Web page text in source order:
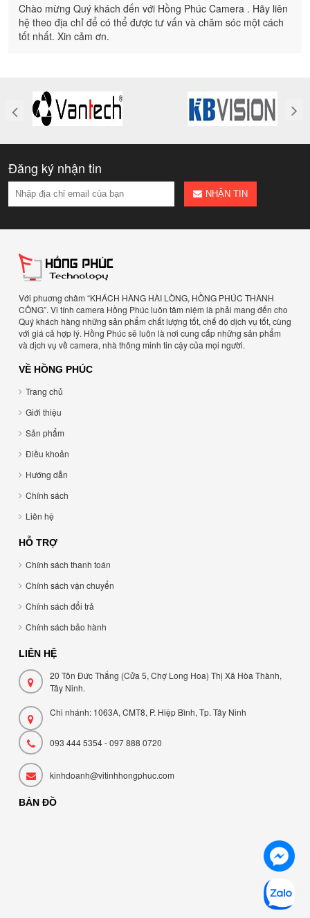
Chào mừng Quý khách đến với Hồng Phúc Camera . Hãy liên
hệ theo địa chỉ để có thể được tư vấn và chăm sóc một cách
tốt nhất. Xin cảm ơn.
Đăng ký nhận tin
NHẬN TIN
Với phuơng châm “KHÁCH HÀNG HÀI LÒNG, HỒNG PHÚC THÀNH
CÔNG”. Vi tính camera Hồng Phúc luôn tâm niệm là phải mang đến cho
Quý khách hàng những sản phẩm chất lượng tốt, chế độ dịch vụ tốt, cùng
với giá cả hợp lý. Hồng Phúc sẽ luôn là nơi cung cấp những sản phẩm
và dịch vụ về camera, nhà thông minh tin cậy của mọi người.
VỀ HỒNG PHÚC
Trang chủ
Giới thiệu
Sản phẩm
Điều khoản
Hướng dẫn
Chính sách
Liên hệ
HỖ TRỢ
Chính sách thanh toán
Chính sách vận chuyển
Chính sách đổi trả
Chính sách bảo hành
LIÊN HỆ
20 Tôn Đức Thắng (Cửa 5, Chợ Long Hoa) Thị Xã Hòa Thành,
Tây Ninh.
Chi nhánh: 1063A, CMT8, P. Hiệp Bình, Tp. Tây Ninh
093 444 5354 - 097 888 0720
kinhdoanh@vitinhhongphuc.com
BẢN ĐỒ